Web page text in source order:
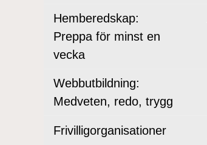
Hemberedskap:
Preppa för minst en
vecka
Webbutbildning:
Medveten, redo, trygg
Frivilligorganisationer